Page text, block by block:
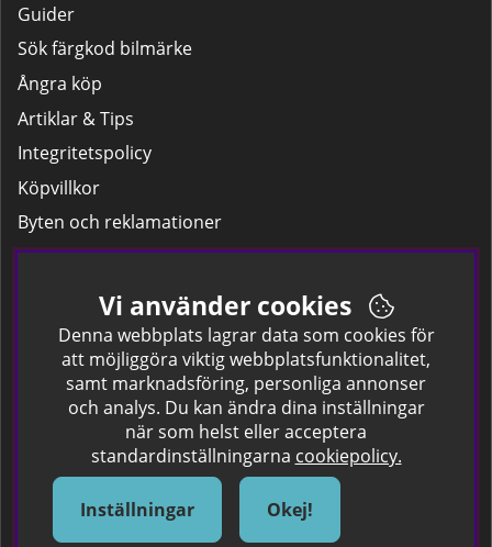
Guider
Sök färgkod bilmärke
Ångra köp
Artiklar & Tips
Integritetspolicy
Köpvillkor
Byten och reklamationer
Leverans
Hitta färgkoden på bilen.
Företagskund
Om oss
Om Spraycan
IKEA Färger
Sök Säkerhetsdatablad
Vi använder cookies
Denna webbplats lagrar data som cookies för
att möjliggöra viktig webbplatsfunktionalitet,
samt marknadsföring, personliga annonser
och analys. Du kan ändra dina inställningar
när som helst eller acceptera
standardinställningarna cookiepolicy.
Inställningar Okej!